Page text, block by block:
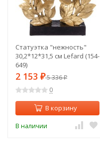
Статуэтка "нежность"
30,2*12*31,5 см Lefard (154-
649)
2 153 ₽5 336₽
0
В корзину
В наличии